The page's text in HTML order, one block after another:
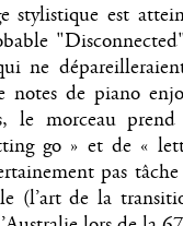
stylistique est
ne
notes de piano
le morceau
go » et de «
pas
(l’art de la